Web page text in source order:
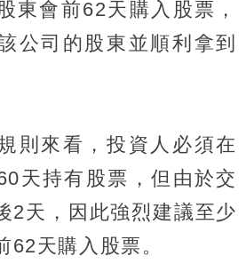
東會前62天購入股票，
公司的股東並順利拿到
則來看，投資人必須在
天持有股票，但由於交
2天，因此強烈建議至少
62天購入股票。